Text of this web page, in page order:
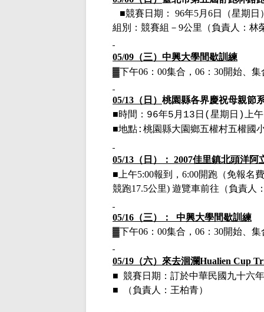
■競賽日期： 96年5月6日
（星期
組別：競賽組－ 9公里 （負責人：林
05/09（三） 中興大學間歇訓練
▓下午06：00集合，06：30開始、
05/13（日） 桃園縣各界慶祝母親節
■時間： 96年5 月 13 日 ( 星期日 ) 上午
■地點: 桃園縣大園鄉五權村五權國
05/13 （日）： 2007佳里鎮北頭洋阿
■上午5:00報到， 6:00開跑（免報名
競跑17.5公里) 遊覽車前往 （負責人
05/16（三）： 中興大學間歇訓練
▓下午06：00集合，06：30開始、
05/19（六） 來去洄瀾Hualien Cup
■ 競賽日期：訂於中華民國九十六
■
（負責人：王柏青）